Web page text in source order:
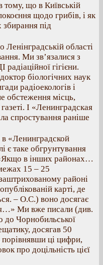
тому, що в Київській
щодо грибів, і як
збирання під
області
Ми зв’язалися з
гігієни.
біологічних наук
радіоекологів і
обстеження місць,
І «Ленинградская
спростування раніше
«Ленинградской
є таке обгрунтування
в інших районах…
15 – 25
районі
карті, де
– О.С.) воно досягає
Ми вже писали (див.
до Чорнобильської
досягав 50
порівнявши ці цифри,
про доцільність цієї